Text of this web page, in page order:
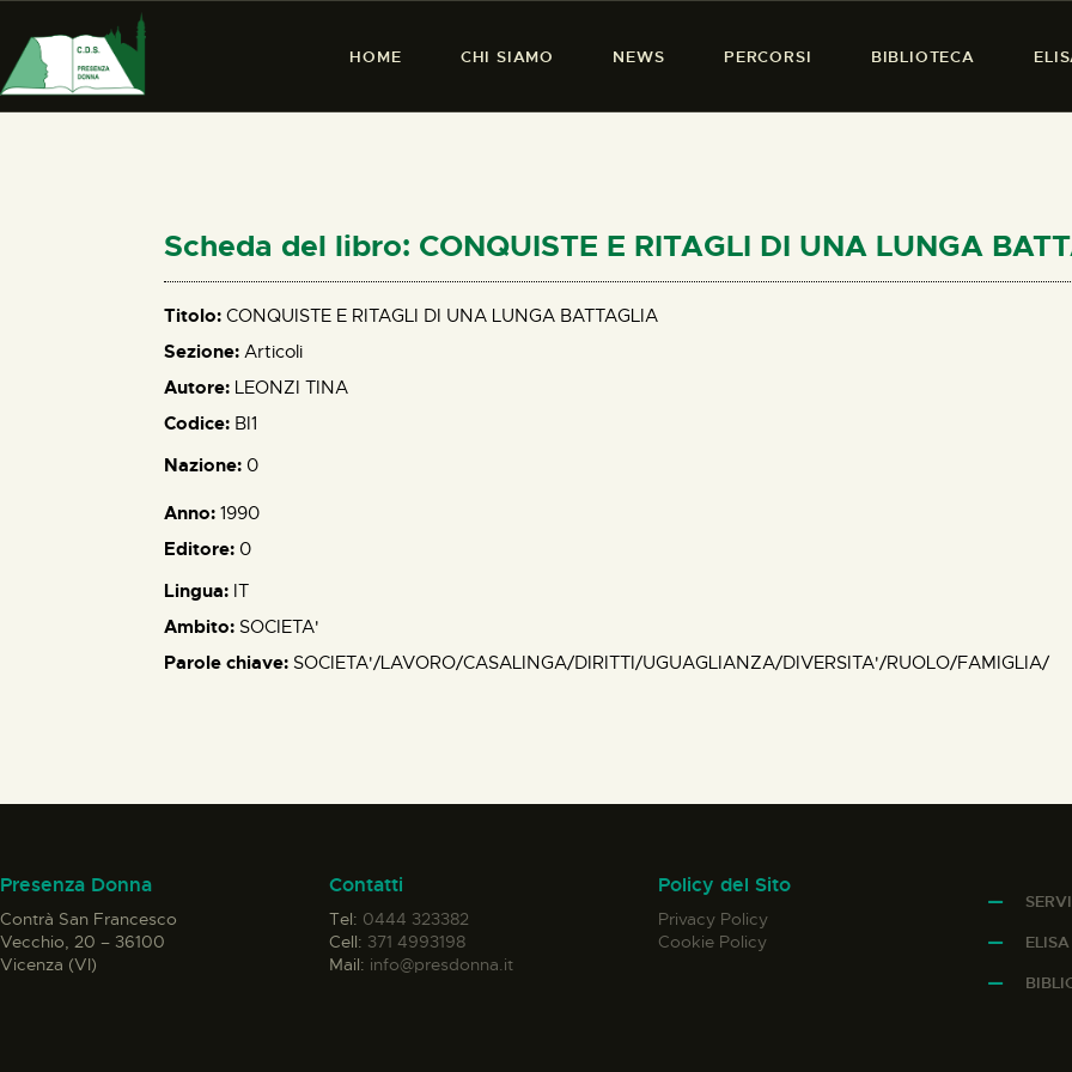
HOME CHI SIAMO NEWS PERCORSI BIBLIOTECA
PRESENZA DONNA
PERCORSI
BIBLIOTECA
Scheda del libro: CONQUISTE E RITAGLI DI UNA LUNGA
Titolo: CONQUISTE E RITAGLI DI UNA LUNGA BATTAGLIA
Sezione: Articoli
Autore: LEONZI TINA
Codice: BI1
Nazione: 0
Anno: 1990
Editore: 0
Lingua: IT
Ambito: SOCIETA'
Parole chiave: SOCIETA'/LAVORO/CASALINGA/DIRITTI/UGUAGLIANZA/DIVERSITA'/RUOLO/FAMIGLIA/
Presenza Donna
Contrà San Francesco
Vecchio, 20 – 36100
Vicenza (VI)
Contatti
Tel: 0444 323382
Cell: 371 4993198
Mail: info@presdonna.it
Policy del Sito
Privacy Policy
Cookie Policy